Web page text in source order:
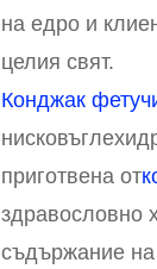
на едро и
целия свят.
Конджак
приготвена от
здравословно
съдържание на